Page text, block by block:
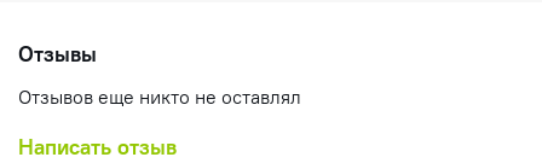
Отзывы
Отзывов еще никто не оставлял
Написать отзыв